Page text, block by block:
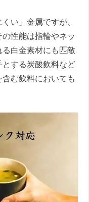
い」金属ですが、
性能は指輪やネッ
白金素材にも匹敵
とする炭酸飲料など
む飲料においても